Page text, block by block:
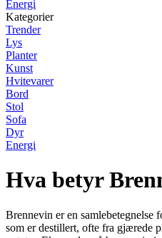
Energi
Kategorier
Trender
Lys
Planter
Kunst
Hvitevarer
Bord
Stol
Sofa
Dyr
Energi
Hva betyr
Brennevin er en
som er destillert, ofte fra gjærede